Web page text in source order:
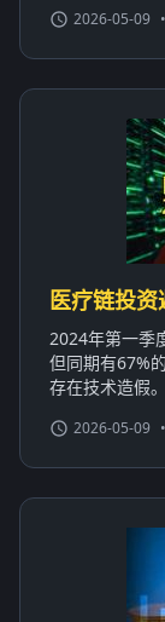
2026-05-09 •
医疗链投
2024年第一季
但同期有67%
存在技术造假
2026-05-09 •